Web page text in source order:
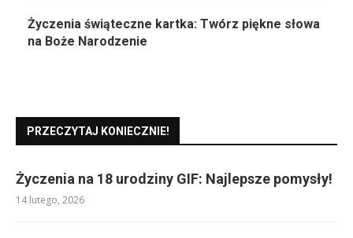
Życzenia świąteczne kartka: Twórz piękne słowa
na Boże Narodzenie
PRZECZYTAJ KONIECZNIE!
Życzenia na 18 urodziny GIF: Najlepsze pomysły!
14 lutego, 2026